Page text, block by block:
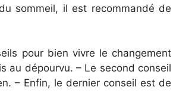
sommeil, il est recommandé de
pour bien vivre le changement
au dépourvu. – Le second conseil
– Enfin, le dernier conseil est de